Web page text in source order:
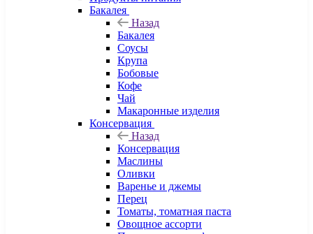
Бакалея
Назад
Бакалея
Соусы
Крупа
Бобовые
Кофе
Чай
Макаронные изделия
Консервация
Назад
Консервация
Маслины
Оливки
Варенье и джемы
Перец
Томаты, томатная паста
Овощное ассорти